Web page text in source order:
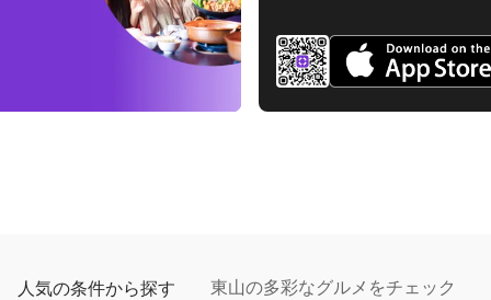
人気の条件から探す 東山の多彩なグルメをチェック